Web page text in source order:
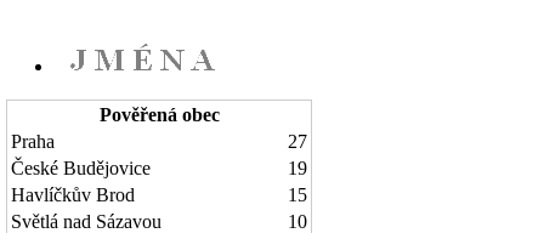
Pověřená obec
Praha
27
České Budějovice
19
Havlíčkův Brod
15
Světlá nad Sázavou
10